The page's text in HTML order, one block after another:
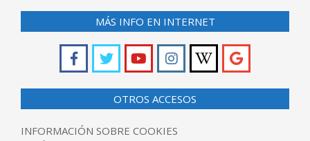
MÁS INFO EN INTERNET
OTROS ACCESOS
INFORMACIÓN SOBRE COOKIES